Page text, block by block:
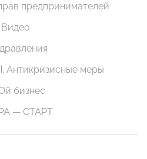
предпринимателей
Видео
Антикризисные меры
бизнес
— СТАРТ